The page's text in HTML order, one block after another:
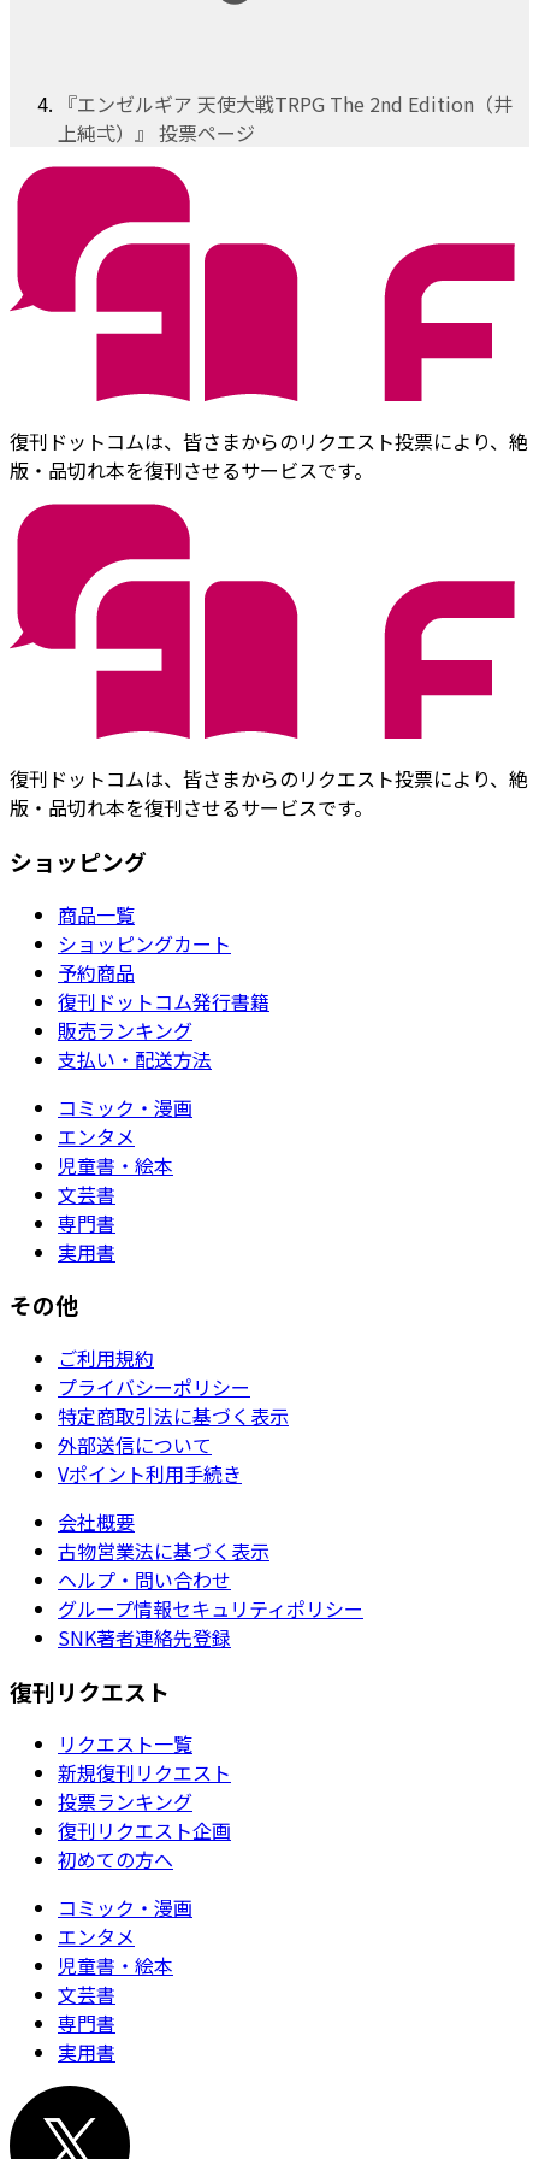
『エンゼルギア 天使大戦TRPG The 2nd Edition（井
上純弌）』 投票ページ
復刊ドットコムは、皆さまからのリクエスト投票により、絶
版・品切れ本を復刊させるサービスです。
復刊ドットコムは、皆さまからのリクエスト投票により、絶
版・品切れ本を復刊させるサービスです。
ショッピング
商品一覧
ショッピングカート
予約商品
復刊ドットコム発行書籍
販売ランキング
支払い・配送方法
コミック・漫画
エンタメ
児童書・絵本
文芸書
専門書
実用書
その他
ご利用規約
プライバシーポリシー
特定商取引法に基づく表示
外部送信について
Vポイント利用手続き
会社概要
古物営業法に基づく表示
ヘルプ・問い合わせ
グループ情報セキュリティポリシー
SNK著者連絡先登録
復刊リクエスト
リクエスト一覧
新規復刊リクエスト
投票ランキング
復刊リクエスト企画
初めての方へ
コミック・漫画
エンタメ
児童書・絵本
文芸書
専門書
実用書